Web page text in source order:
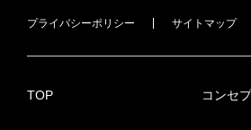
プライバシーポリシー サイトマップ
TOP コンセ